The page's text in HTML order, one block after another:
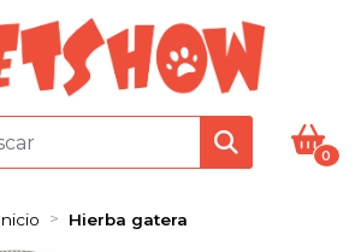
0
Hierba gatera